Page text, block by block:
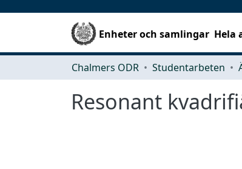
Enheter och samlingar Hela
Chalmers ODR Studentarbeten
Resonant